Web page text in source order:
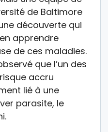
de Baltimore
découverte qui
apprendre
de ces maladies.
que l’un des
accru
lié à une
parasite, le